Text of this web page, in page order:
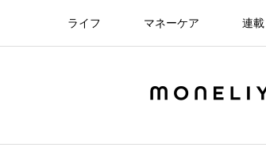
ライフ マネーケア 連載